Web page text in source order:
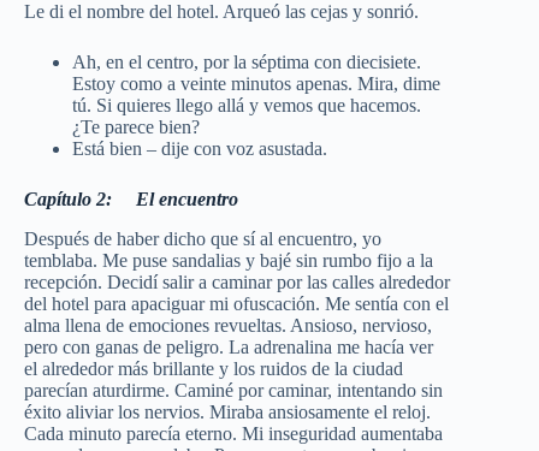
Le di el nombre del hotel. Arqueó las cejas y sonrió.
Ah, en el centro, por la séptima con diecisiete.
Estoy como a veinte minutos apenas. Mira, dime
tú. Si quieres llego allá y vemos que hacemos.
¿Te parece bien?
Está bien – dije con voz asustada.
Capítulo 2: El encuentro
Después de haber dicho que sí al encuentro, yo
temblaba. Me puse sandalias y bajé sin rumbo fijo a la
recepción. Decidí salir a caminar por las calles alrededor
del hotel para apaciguar mi ofuscación. Me sentía con el
alma llena de emociones revueltas. Ansioso, nervioso,
pero con ganas de peligro. La adrenalina me hacía ver
el alrededor más brillante y los ruidos de la ciudad
parecían aturdirme. Caminé por caminar, intentando sin
éxito aliviar los nervios. Miraba ansiosamente el reloj.
Cada minuto parecía eterno. Mi inseguridad aumentaba